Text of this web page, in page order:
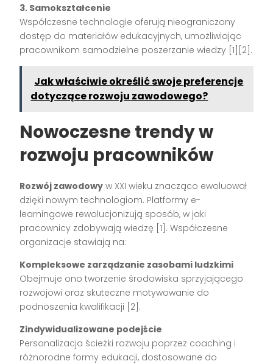
3. Samokształcenie
Współczesne technologie oferują nieograniczony
dostęp do materiałów edukacyjnych, umożliwiając
pracownikom samodzielne poszerzanie wiedzy [1][2].
Jak właściwie określić swoje preferencje
dotyczące rozwoju zawodowego?
Nowoczesne trendy w
rozwoju pracowników
Rozwój zawodowy w XXI wieku znacząco ewoluował
dzięki nowym technologiom. Platformy e-
learningowe rewolucjonizują sposób, w jaki
pracownicy zdobywają wiedzę [1]. Współczesne
organizacje stawiają na:
Kompleksowe zarządzanie zasobami ludzkimi
Obejmuje ono tworzenie środowiska sprzyjającego
rozwojowi oraz skuteczne motywowanie do
podnoszenia kwalifikacji [2].
Zindywidualizowane podejście
Personalizacja ścieżki rozwoju poprzez coaching i
różnorodne formy edukacji, dostosowane do